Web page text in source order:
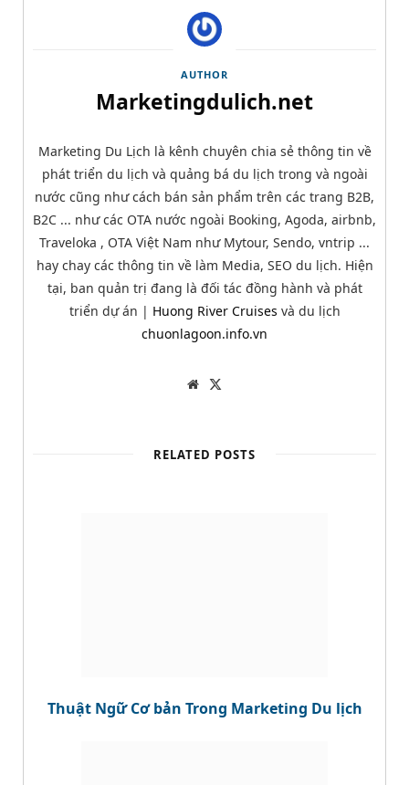
AUTHOR
Marketingdulich.net
Marketing Du Lịch là kênh chuyên chia sẻ thông tin về
phát triển du lịch và quảng bá du lịch trong và ngoài
nước cũng như cách bán sản phẩm trên các trang B2B,
B2C ... như các OTA nước ngoài Booking, Agoda, airbnb,
Traveloka , OTA Việt Nam như Mytour, Sendo, vntrip ...
hay chay các thông tin về làm Media, SEO du lịch. Hiện
tại, ban quản trị đang là đối tác đồng hành và phát
triển dự án | Huong River Cruises và du lịch
chuonlagoon.info.vn
W
t
e
e
r
RELATED POSTS
Thuật Ngữ Cơ bản Trong Marketing Du lịch